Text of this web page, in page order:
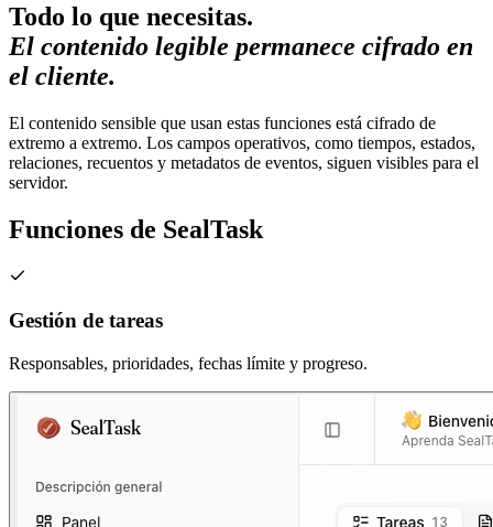
Todo lo que necesitas.
El contenido legible permanece cifrado en
el cliente.
El contenido sensible que usan estas funciones está cifrado de
extremo a extremo. Los campos operativos, como tiempos, estados,
relaciones, recuentos y metadatos de eventos, siguen visibles para el
servidor.
Funciones de SealTask
Gestión de tareas
Responsables, prioridades, fechas límite y progreso.